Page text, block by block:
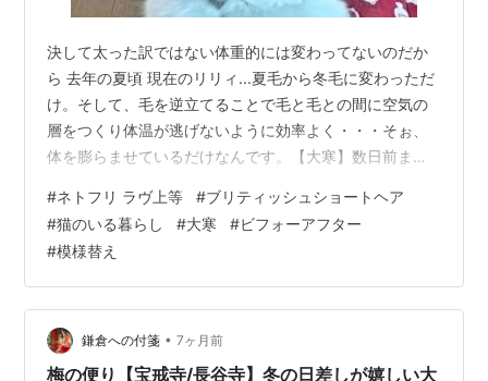
決して太った訳ではない体重的には変わってないのだか
ら 去年の夏頃 現在のリリィ...夏毛から冬毛に変わっただ
け。そして、毛を逆立てることで毛と毛との間に空気の
層をつくり体温が逃げないように効率よく・・・そぉ、
体を膨らませているだけなんです。【大寒】数日前まで1
りにやって来ましたね。この特有の厳しい寒さ((((；ﾟ
Дﾟ))))ｶﾞｸﾌﾞﾙｶﾞｸﾌﾞﾙ毎年こうだから絶対来ると思っていま
したよ、大寒！ダイカンッ！コノヤロォ～ッ【炊飯器】
室内にいてもこの気温差をちゃんと感じとっているも
の。リビングにて... 今シーズン初！炊飯器暖、発動！ ※
炊飯器暖と…
#ネトフリ ラヴ上等 #ブリティッシュショートヘア
#猫のいる暮らし #大寒 #ビフォーアフター
#模様替え
鎌倉への付箋 • 7ヶ月前
梅の便り【宝戒寺/長谷寺】冬の日差しが嬉しい大